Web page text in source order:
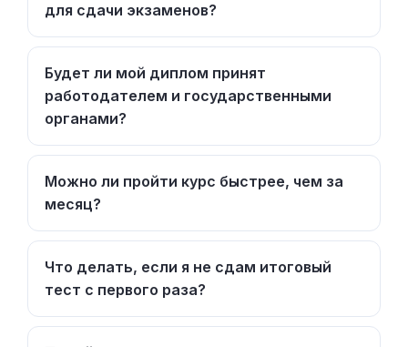
для сдачи экзаменов?
Будет ли мой диплом принят
работодателем и государственными
органами?
Можно ли пройти курс быстрее, чем за
месяц?
Что делать, если я не сдам итоговый
тест с первого раза?